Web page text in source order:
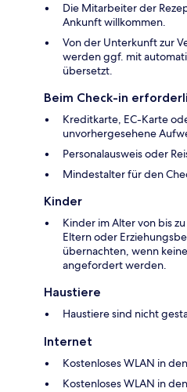
Die Mitarbeiter der
Ankunft willkommen.
Von der Unterkunft zur
werden ggf. mit
übersetzt.
Beim Check-in
Kreditkarte, EC-Karte
unvorhergesehene
Personalausweis oder
Mindestalter für den
Kinder
Kinder im Alter von bis
Eltern oder
übernachten, wenn
angefordert werden.
Haustiere
Haustiere sind nicht
Internet
Kostenloses WLAN in
Kostenloses WLAN in